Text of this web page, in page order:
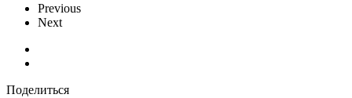
Previous
Next
Поделиться